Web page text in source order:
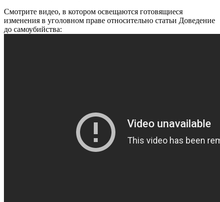
Смотрите видео, в котором освещаются готовящиеся
изменения в уголовном праве относительно статьи Доведение
до самоубийства: